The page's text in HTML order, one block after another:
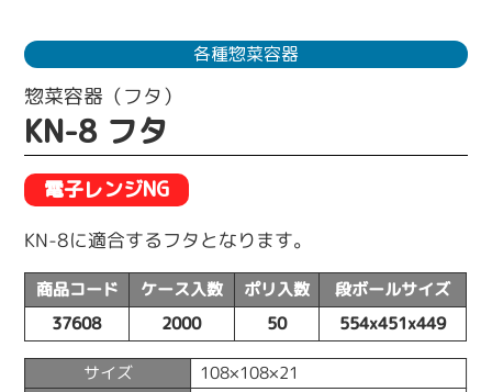
各種惣菜容器
惣菜容器（フタ）
KN-8 フタ
電子レンジNG
KN-8に適合するフタとなります。
商品コード ケース入数 ポリ入数 段ボールサイズ
37608 2000 50 554x451x449
サイズ 108×108×21